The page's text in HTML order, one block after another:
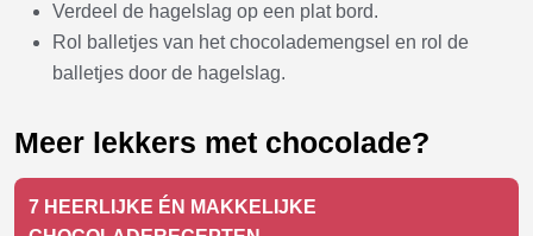
Verdeel de hagelslag op een plat bord.
Rol balletjes van het chocolademengsel en rol de
balletjes door de hagelslag.
Meer lekkers met chocolade?
7 HEERLIJKE ÉN MAKKELIJKE